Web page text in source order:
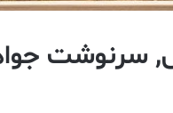
سرنوشت